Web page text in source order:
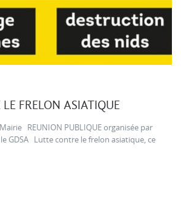
FRELON ASIATIQUE
REUNION PUBLIQUE organisée par
GDSA Lutte contre le frelon asiatique, ce